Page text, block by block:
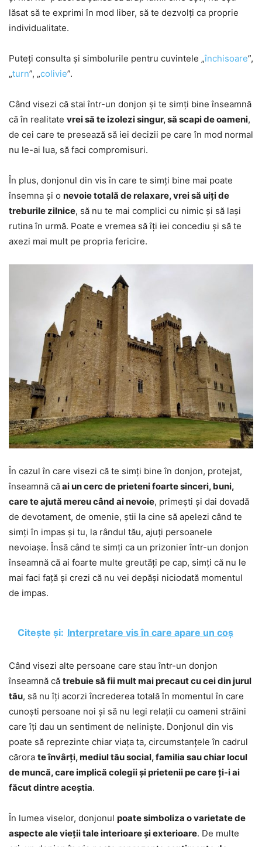
lăsat să te exprimi în mod liber, să te dezvolți ca proprie
individualitate.
Puteți consulta și simbolurile pentru cuvintele „închisoare”,
„turn”, „colivie”.
Când visezi că stai într-un donjon și te simți bine înseamnă
că în realitate vrei să te izolezi singur, să scapi de oameni,
de cei care te presează să iei decizii pe care în mod normal
nu le-ai lua, să faci compromisuri.
În plus, donjonul din vis în care te simți bine mai poate
însemna și o nevoie totală de relaxare, vrei să uiți de
treburile zilnice, să nu te mai complici cu nimic și să lași
rutina în urmă. Poate e vremea să îți iei concediu și să te
axezi mai mult pe propria fericire.
În cazul în care visezi că te simți bine în donjon, protejat,
înseamnă căai un cerc de prieteni foarte sinceri, buni,
care te ajută mereu când ai nevoie, primești și dai dovadă
de devotament, de omenie, știi la cine să apelezi când te
simți în impas și tu, la rândul tău, ajuți persoanele
nevoiașe. Însă când te simți ca un prizonier într-un donjon
înseamnă că ai foarte multe greutăți pe cap, simți că nu le
mai faci față și crezi că nu vei depăși niciodată momentul
de impas.
Citește și: Interpretare vis în care apare un coș
Când visezi alte persoane care stau într-un donjon
înseamnă că trebuie să fii mult mai precaut cu cei din jurul
tău, să nu îți acorzi încrederea totală în momentul în care
cunoști persoane noi și să nu legi relații cu oameni străini
care îți dau un sentiment de neliniște. Donjonul din vis
poate să reprezinte chiar viața ta, circumstanțele în cadrul
cărora te învârți, mediul tău social, familia sau chiar locul
de muncă, care implică colegii și prietenii pe care ți-i ai
făcut dintre aceștia.
În lumea viselor, donjonul poate simboliza o varietate de
aspecte ale vieții tale interioare și exterioare. De multe